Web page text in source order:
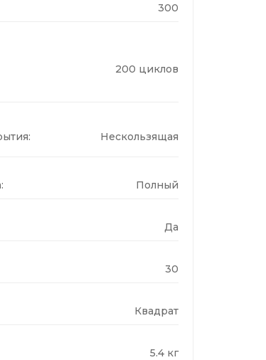
300
200 циклов
Нескользящая
Полный
Да
30
Квадрат
5.4 кг